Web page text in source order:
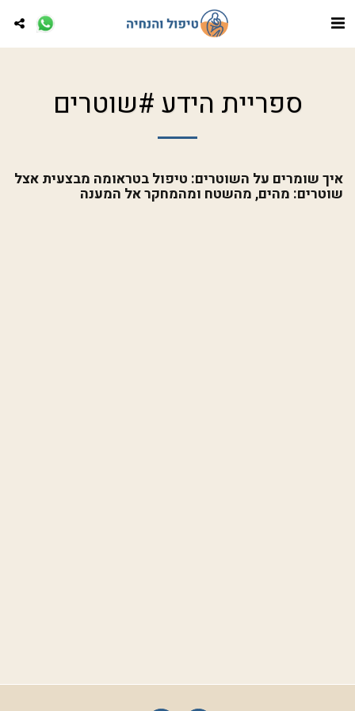
ספריית הידע #שוטרים
איך שומרים על השוטרים: טיפול בטראומה מבצעית אצל
שוטרים: מהים, מהשטח ומהמחקר אל המענה